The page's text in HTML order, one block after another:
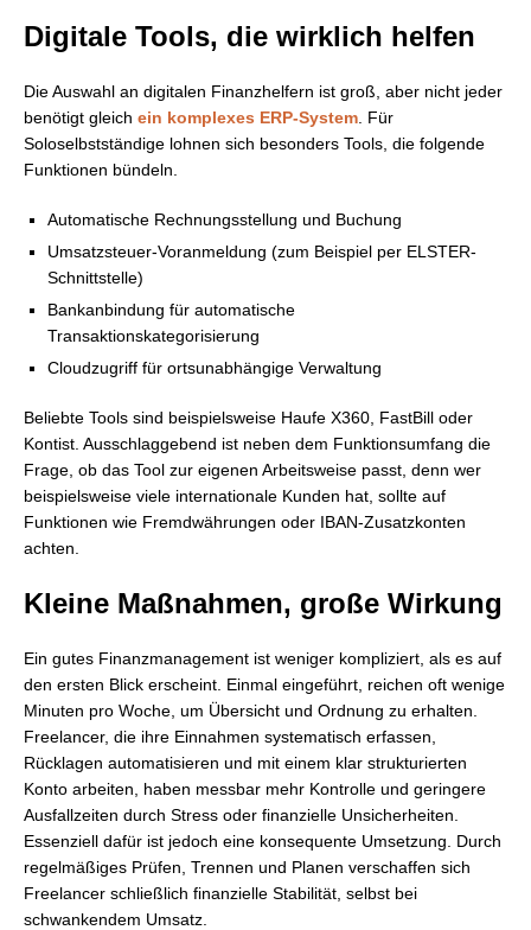
Digitale Tools, die wirklich helfen
Die Auswahl an digitalen Finanzhelfern ist groß, aber nicht jeder
benötigt gleich ein komplexes ERP-System . Für
Soloselbstständige lohnen sich besonders Tools, die folgende
Funktionen bündeln.
Automatische Rechnungsstellung und Buchung
Umsatzsteuer-Voranmeldung (zum Beispiel per ELSTER-
Schnittstelle)
Bankanbindung für automatische
Transaktionskategorisierung
Cloudzugriff für ortsunabhängige Verwaltung
Beliebte Tools sind beispielsweise Haufe X360, FastBill oder
Kontist. Ausschlaggebend ist neben dem Funktionsumfang die
Frage, ob das Tool zur eigenen Arbeitsweise passt, denn wer
beispielsweise viele internationale Kunden hat, sollte auf
Funktionen wie Fremdwährungen oder IBAN-Zusatzkonten
achten.
Kleine Maßnahmen, große Wirkung
Ein gutes Finanzmanagement ist weniger kompliziert, als es auf
den ersten Blick erscheint. Einmal eingeführt, reichen oft wenige
Minuten pro Woche, um Übersicht und Ordnung zu erhalten.
Freelancer, die ihre Einnahmen systematisch erfassen,
Rücklagen automatisieren und mit einem klar strukturierten
Konto arbeiten, haben messbar mehr Kontrolle und geringere
Ausfallzeiten durch Stress oder finanzielle Unsicherheiten.
Essenziell dafür ist jedoch eine konsequente Umsetzung. Durch
regelmäßiges Prüfen, Trennen und Planen verschaffen sich
Freelancer schließlich finanzielle Stabilität, selbst bei
schwankendem Umsatz.